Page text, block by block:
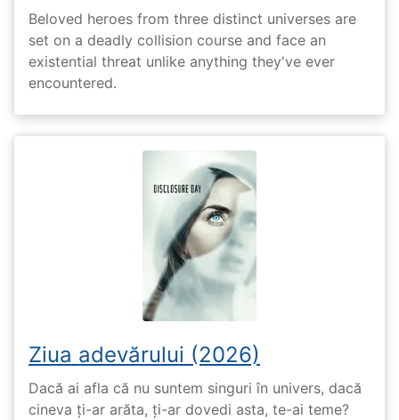
Beloved heroes from three distinct universes are
set on a deadly collision course and face an
existential threat unlike anything they've ever
encountered.
Ziua adevărului (2026)
Dacă ai afla că nu suntem singuri în univers, dacă
cineva ți-ar arăta, ți-ar dovedi asta, te-ai teme?